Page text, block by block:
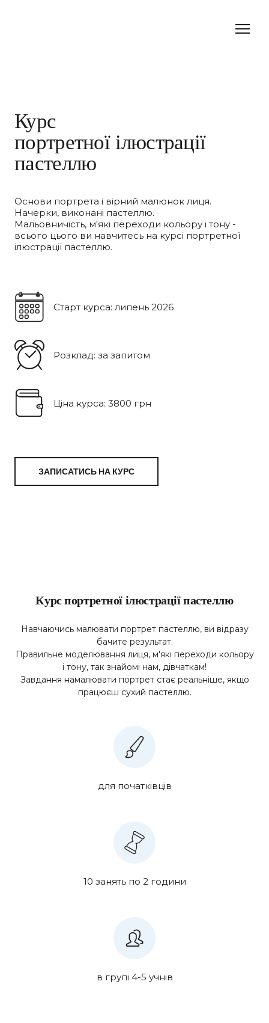
Курс
портретної ілюстрації
пастеллю
Основи портрета і вірний малюнок лиця.
Начерки, виконані пастеллю.
Мальовничість, м'які переходи кольору і тону -
всього цього ви навчитесь на курсі портретної
ілюстрації пастеллю.
Старт курса: липень 2026
Розклад: за запитом
Ціна курса: 3800 грн
ЗАПИСАТИСЬ НА КУРС
Курс портретної ілюстрації пастеллю
Навчаючись малювати портрет пастеллю, ви відразу
бачите результат.
Правильне моделювання лиця, м'які переходи кольору
і тону, так знайомі нам, дівчаткам!
Завдання намалювати портрет стає реальніше, якщо
працюєш сухий пастеллю.
для початківців
10 занять по 2 години
в групі 4-5 учнів